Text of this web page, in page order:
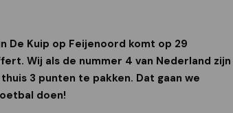
De Kuip op Feijenoord komt op 29
Wij als de nummer 4 van Nederland zijn
3 punten te pakken. Dat gaan we
doen!